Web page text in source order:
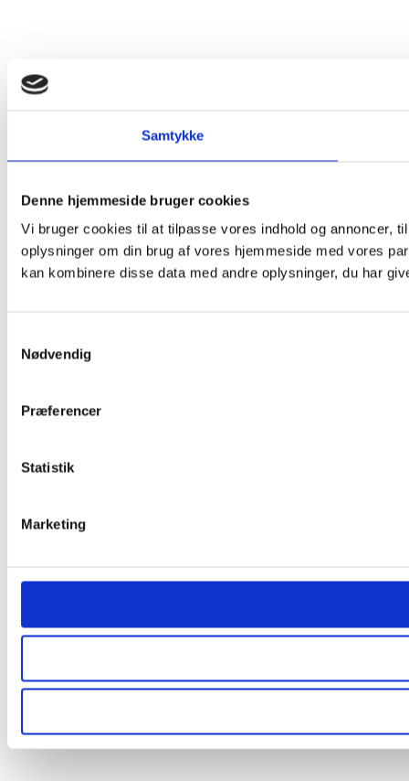
Samtykke
Denne hjemmeside bruger cookies
Vi bruger cookies til at tilpasse vores indhold og annoncer,
oplysninger om din brug af vores hjemmeside med vores
kan kombinere disse data med andre oplysninger, du har
Nødvendig
Præferencer
Statistik
Marketing